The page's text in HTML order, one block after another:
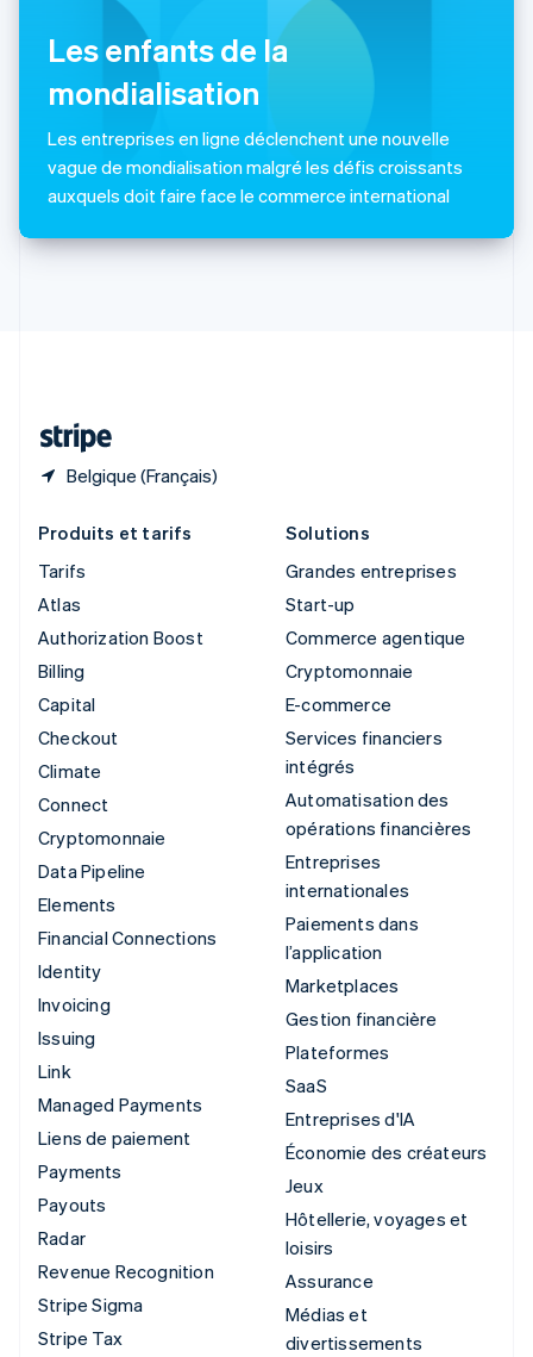
Les enfants de la
mondialisation
Les entreprises en ligne déclenchent une nouvelle
vague de mondialisation malgré les défis croissants
auxquels doit faire face le commerce international
Belgique (Français)
République tchèque
Roumanie
English
Royaume-Uni
English
Singapour
English 简体中文
Slovaquie
Slovénie
Produits et tarifs
Tarifs
Atlas
Authorization Boost
Billing
Capital
Checkout
Climate
Connect
Cryptomonnaie
Data Pipeline
Elements
Financial Connections
Identity
Invoicing
Issuing
Link
Managed Payments
Liens de paiement
Payments
Payouts
Radar
Revenue Recognition
Stripe Sigma
Stripe Tax
Solutions
Grandes entreprises
Start-up
Commerce agentique
Cryptomonnaie
E-commerce
Services financiers
intégrés
Automatisation des
opérations financières
Entreprises
internationales
Paiements dans
l’application
Marketplaces
Gestion financière
Plateformes
SaaS
Entreprises d'IA
Économie des créateurs
Jeux
Hôtellerie, voyages et
loisirs
Assurance
Médias et
divertissements